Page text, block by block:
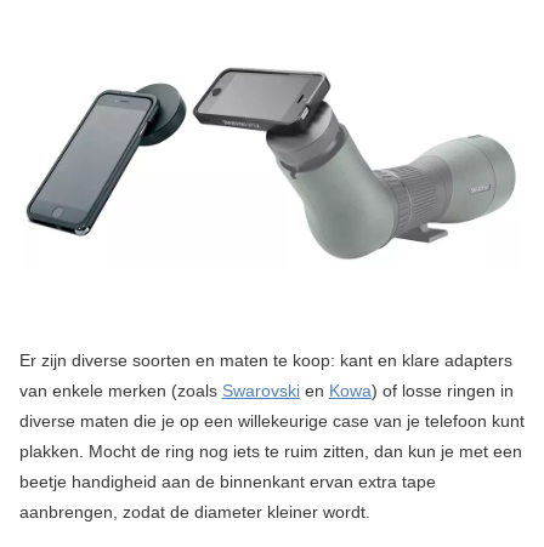
Er zijn diverse soorten en maten te koop: kant en klare adapters
van enkele merken (zoals Swarovskien Kowa) of losse ringen in
diverse maten die je op een willekeurige case van je telefoon kunt
plakken. Mocht de ring nog iets te ruim zitten, dan kun je met een
beetje handigheid aan de binnenkant ervan extra tape
aanbrengen, zodat de diameter kleiner wordt.